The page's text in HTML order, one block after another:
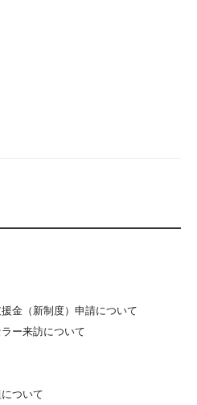
金（新制度）申請について
ー来訪について
ついて